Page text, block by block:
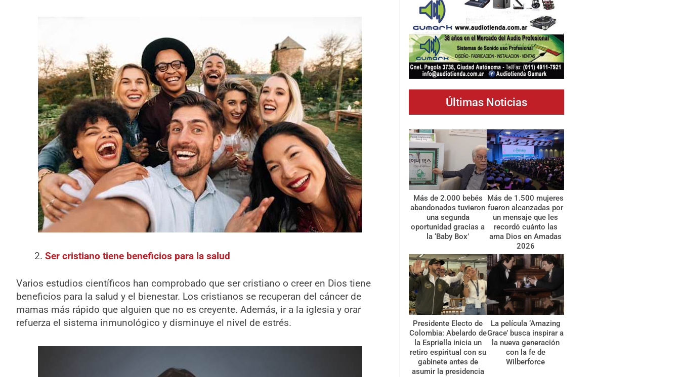
Ser cristiano tiene beneficios para la salud
Varios estudios científicos han comprobado que ser cristiano o creer en Dios tiene
beneficios para la salud y el bienestar. Los cristianos se recuperan del cáncer de
mamas más rápido que alguien que no es creyente. Además, ir a la iglesia y orar
refuerza el sistema inmunológico y disminuye el nivel de estrés.
Últimas Noticias
Más de 2.000 bebés
abandonados tuvieron
una segunda
oportunidad gracias a
la ‘Baby Box’
Más de 1.500 mujeres
fueron alcanzadas por
un mensaje que les
recordó cuánto las
ama Dios en Amadas
2026
Presidente Electo de
Colombia: Abelardo de
la Espriella inicia un
retiro espiritual con su
gabinete antes de
asumir la presidencia
La película ‘Amazing
Grace’ busca inspirar a
la nueva generación
con la fe de
Wilberforce